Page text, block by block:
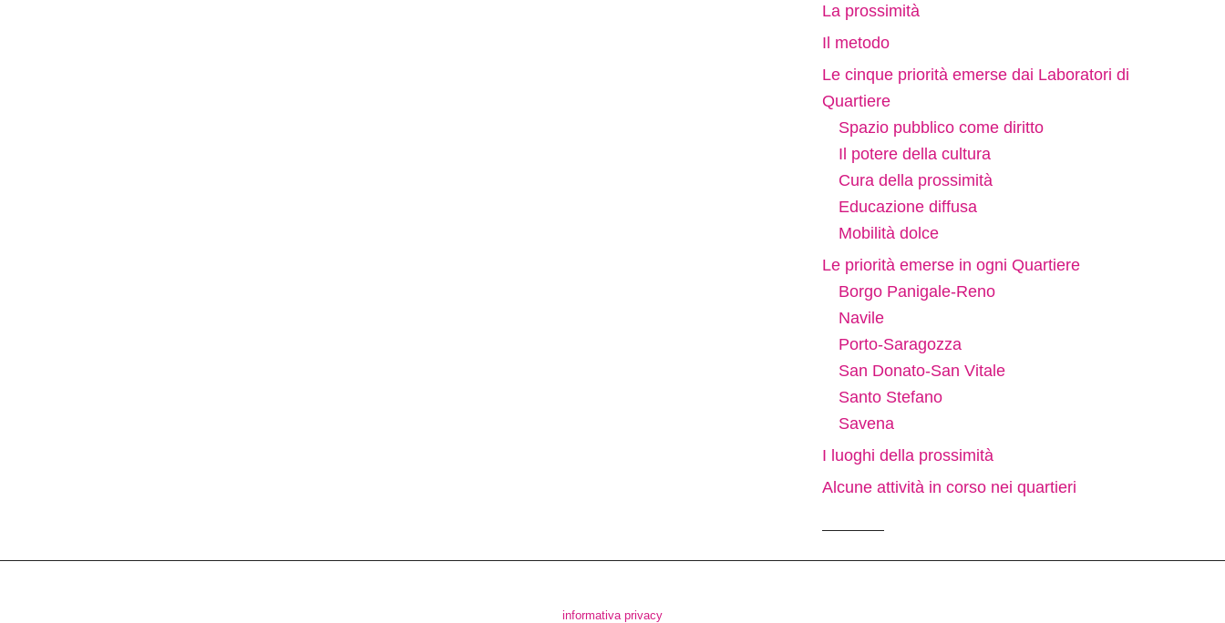
La prossimità
Il metodo
Le cinque priorità emerse dai Laboratori di
Quartiere
Spazio pubblico come diritto
Il potere della cultura
Cura della prossimità
Educazione diffusa
Mobilità dolce
Le priorità emerse in ogni Quartiere
Borgo Panigale-Reno
Navile
Porto-Saragozza
San Donato-San Vitale
Santo Stefano
Savena
I luoghi della prossimità
Alcune attività in corso nei quartieri
informativa privacy